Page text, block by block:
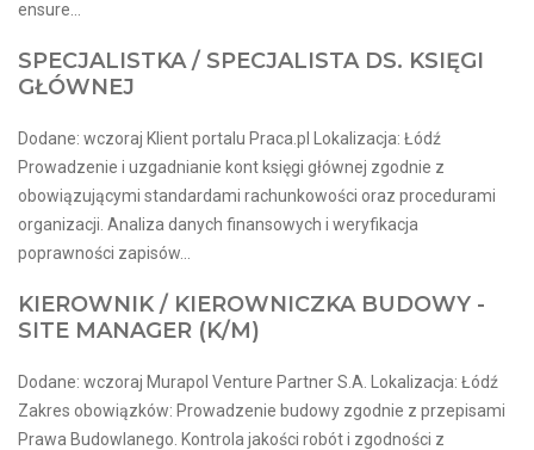
ensure...
SPECJALISTKA / SPECJALISTA DS. KSIĘGI
GŁÓWNEJ
Dodane: wczoraj Klient portalu Praca.pl Lokalizacja: Łódź
Prowadzenie i uzgadnianie kont księgi głównej zgodnie z
obowiązującymi standardami rachunkowości oraz procedurami
organizacji. Analiza danych finansowych i weryfikacja
poprawności zapisów...
KIEROWNIK / KIEROWNICZKA BUDOWY -
SITE MANAGER (K/M)
Dodane: wczoraj Murapol Venture Partner S.A. Lokalizacja: Łódź
Zakres obowiązków: Prowadzenie budowy zgodnie z przepisami
Prawa Budowlanego. Kontrola jakości robót i zgodności z